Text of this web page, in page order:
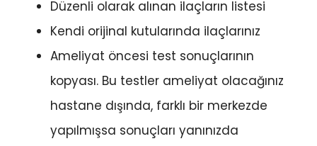
Düzenli olarak alınan ilaçların listesi
Kendi orijinal kutularında ilaçlarınız
Ameliyat öncesi test sonuçlarının
kopyası. Bu testler ameliyat olacağınız
hastane dışında, farklı bir merkezde
yapılmışsa sonuçları yanınızda